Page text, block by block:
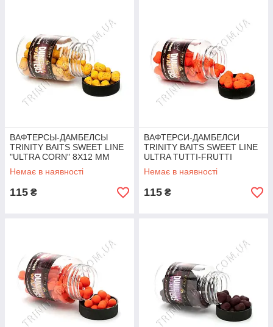
ВАФТЕРСЫ-ДАМБЕЛСЫ
TRINITY BAITS SWEET LINE
"ULTRA CORN" 8Х12 ММ
Немає в наявності
115 ₴
ВАФТЕРСИ-ДАМБЕЛСИ
TRINITY BAITS SWEET LINE
ULTRA TUTTI-FRUTTI
10*14мм 40г
Немає в наявності
115 ₴